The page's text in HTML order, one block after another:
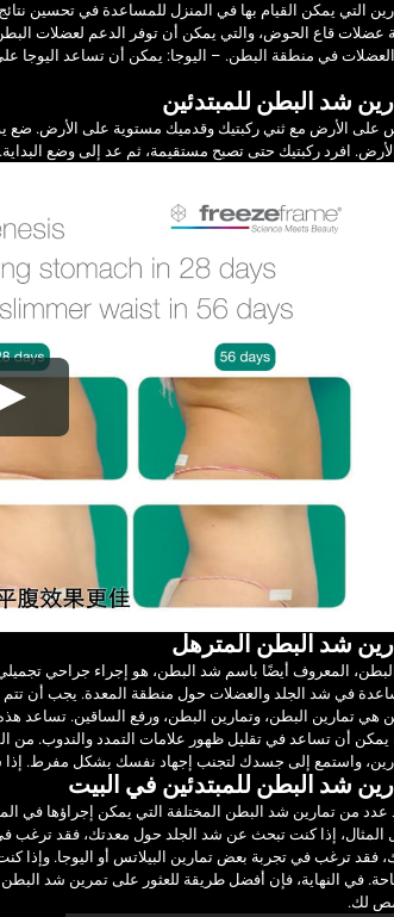
التي يمكن القيام بها في المنزل للمساعدة في تحسين
عضلات قاع الحوض، والتي يمكن أن توفر الدعم لعضلات
في منطقة البطن. – اليوجا: يمكن أن تساعد اليوجا
شد البطن للمبتدئين
على الأرض مع ثني ركبتيك وقدميك مستوية على الأرض. ضع
افرد ركبتيك حتى تصبح مستقيمة، ثم عد إلى وضع
شد البطن المترهل
المعروف أيضًا باسم شد البطن، هو إجراء جراحي
في شد الجلد والعضلات حول منطقة المعدة. يجب أن تتم
هي تمارين البطن، وتمارين البطن، ورفع الساقين. تساعد
يمكن أن تساعد في تقليل ظهور علامات التمدد والندوب. من
واستمع إلى جسدك لتجنب إجهاد نفسك بشكل مفرط.
شد البطن للمبتدئين في البيت
عدد من تمارين شد البطن المختلفة التي يمكن إجراؤها في
المثال، إذا كنت تبحث عن شد الجلد حول معدتك، فقد ترغب
فقد ترغب في تجربة بعض تمارين البيلاتس أو اليوجا. وإذا
في النهاية، فإن أفضل طريقة للعثور على تمرين شد
لك.